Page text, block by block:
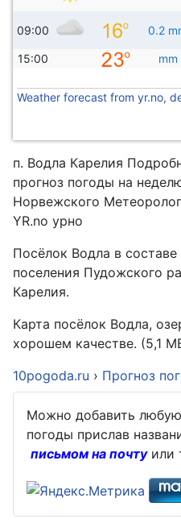
09:00 0.2
15:00 mm
Weather forecast from yr.no,
п. Водла Карелия
прогноз погоды на
Норвежского
YR.no урно
Посёлок Водла в составе
поселения Пудожского
Карелия.
Карта посёлок Водла,
хорошем качестве. (5,1
10pogoda.ru › Прогноз
Можно добавить любую
погоды прислав
письмом на почтуили